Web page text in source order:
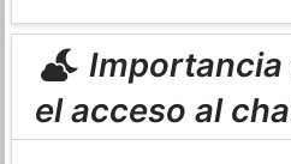
Importancia
el acceso al